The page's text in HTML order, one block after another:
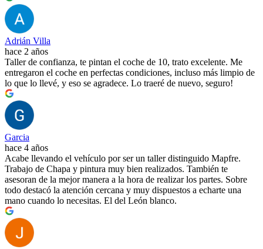
Adrián Villa
hace 2 años
Taller de confianza, te pintan el coche de 10, trato excelente. Me
entregaron el coche en perfectas condiciones, incluso más limpio de
lo que lo llevé, y eso se agradece. Lo traeré de nuevo, seguro!
Garcia
hace 4 años
Acabe llevando el vehículo por ser un taller distinguido Mapfre.
Trabajo de Chapa y pintura muy bien realizados. También te
asesoran de la mejor manera a la hora de realizar los partes. Sobre
todo destacó la atención cercana y muy dispuestos a echarte una
mano cuando lo necesitas. El del León blanco.